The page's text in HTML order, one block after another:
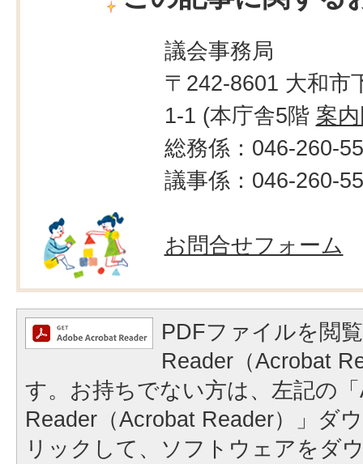
議会事務局
〒242-8601 大和市
1-1 (本庁舎5階 案
総務係：046-260-
議事係：046-260-
お問合せフォーム
PDFファイルを閲
Reader（Acrobat
す。お持ちでない方は、左記の
Reader（Acrobat Reader）」ダ
リックして、ソフトウェアをダ